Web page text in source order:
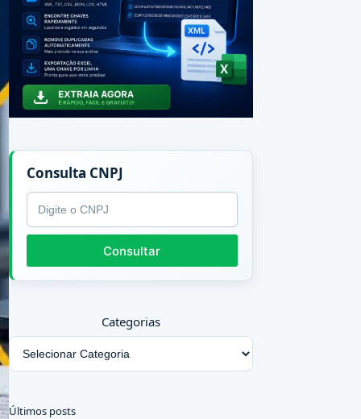
Consulta CNPJ
CNPJ
Consultar
Categorias
Últimos posts